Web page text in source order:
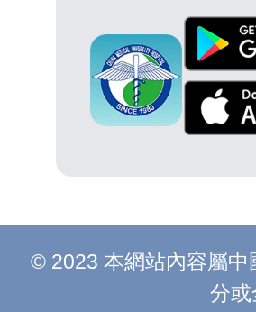
© 2023 本網站內容屬中
分